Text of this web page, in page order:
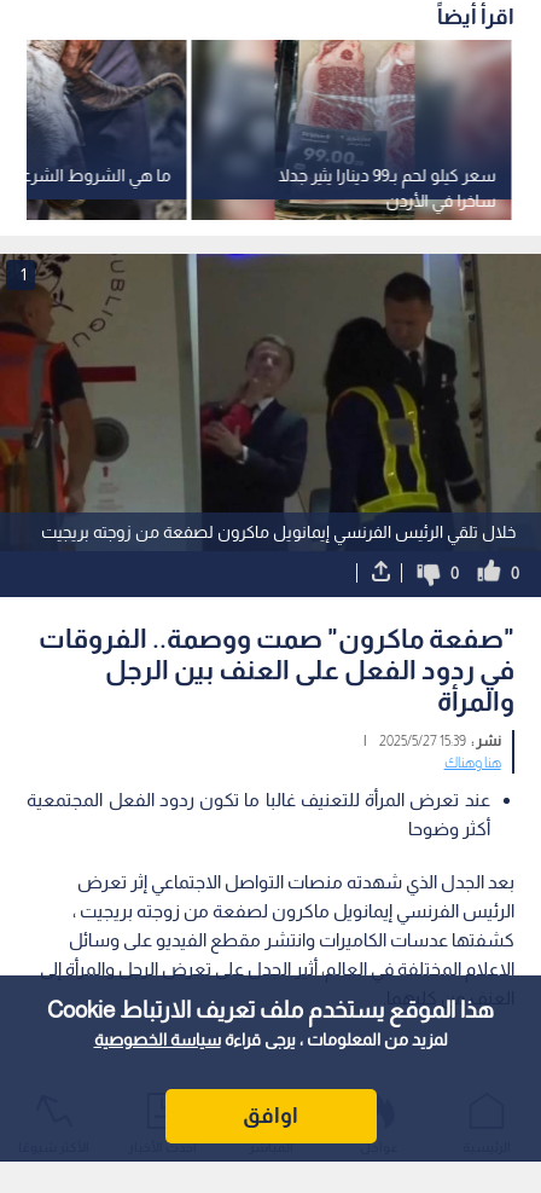
هذا الموقع يستخدم ملف تعريف الارتباط Cookie
لمزيد من المعلومات ، يرجى قراءةسياسة الخصوصية
اوافق
اقرأ أيضاً
ما هي الشروط الشرعية
سعر كيلو لحم بـ99 دينارا يثير جدلا
ساخرا في الأردن
خلال تلقي الرئيس الفرنسي إيمانويل ماكرون لصفعة من زوجته بريجيت
1
0
0
"صفعة ماكرون" صمت ووصمة.. الفروقات
في ردود الفعل على العنف بين الرجل
والمرأة
نشر :15:39 2025/5/27
|
هنا وهناك
عند تعرض المرأة للتعنيف غالبا ما تكون ردود الفعل المجتمعية
أكثر وضوحا
بعد الجدل الذي شهدته منصات التواصل الاجتماعي إثر تعرض
الرئيس الفرنسي إيمانويل ماكرون لصفعة من زوجته بريجيت ،
كشفتها عدسات الكاميرات وانتشر مقطع الفيديو على وسائل
الاعلام المختلفة في العالم، أثير الجدل على تعرض الرجل والمرأة إلى
العنف من كليهما.
عواجل المباشر أحدث الأخبار